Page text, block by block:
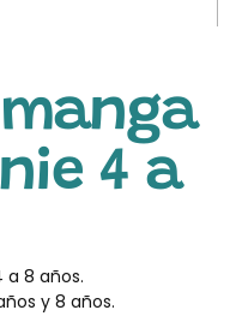
4 a
8 años.
y 8 años.